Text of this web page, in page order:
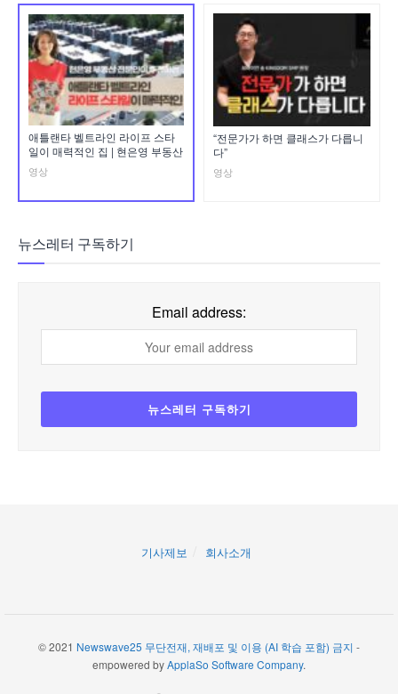
애틀랜타 벨트라인 라이프 스타
일이 매력적인 집 | 현은영 부동산
영상
“전문가가 하면 클래스가 다릅니
다”
영상
뉴스레터 구독하기
Email address:
기사제보 회사소개
© 2021 Newswave25 무단전재, 재배포 및 이용 (AI 학습 포함) 금지 -
empowered byApplaSo Software Company.